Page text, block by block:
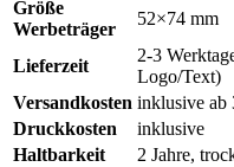
Größe
Werbeträger
52×74 mm
Lieferzeit
2-3
Logo/Text)
Versandkosten inklusive ab
Druckkosten
inklusive
Haltbarkeit
2 Jahre,